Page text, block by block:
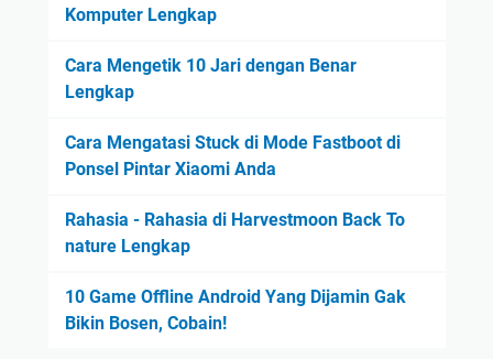
Komputer Lengkap
Cara Mengetik 10 Jari dengan Benar
Lengkap
Cara Mengatasi Stuck di Mode Fastboot di
Ponsel Pintar Xiaomi Anda
Rahasia - Rahasia di Harvestmoon Back To
nature Lengkap
10 Game Offline Android Yang Dijamin Gak
Bikin Bosen, Cobain!